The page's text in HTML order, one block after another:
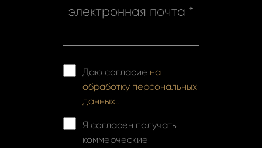
электронная почта *
Даю согласие на
обработку персональных
данных..
Я согласен получать
коммерческие